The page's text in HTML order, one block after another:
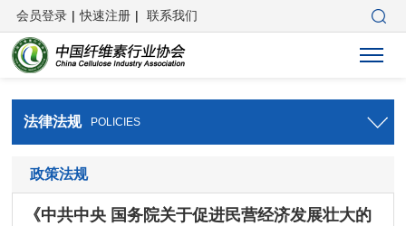
会员登录 | 快速注册 | 联系我们
法律法规 POLICIES
政策法规
《中共中央 国务院关于促进民营经济发展壮大的